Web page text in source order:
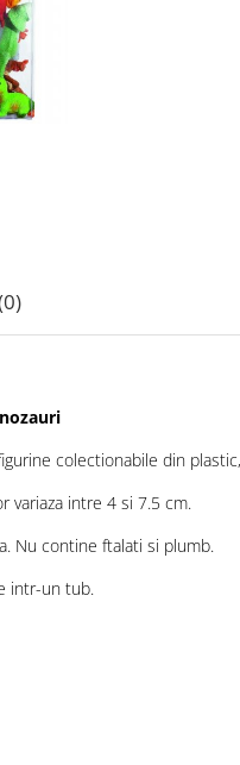
colectionabile din
variaza intre 4 si 7.5 cm.
Nu contine ftalati si plumb.
intr-un tub.